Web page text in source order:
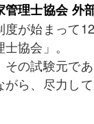
管理士協会 外
度が始まって
協会」。
その試験元で
ら、尽力して